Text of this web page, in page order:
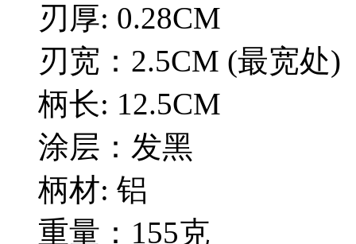
刃厚: 0.28CM
刃宽：2.5CM (最宽处)
柄长: 12.5CM
涂层：发黑
柄材: 铝
重量：155克